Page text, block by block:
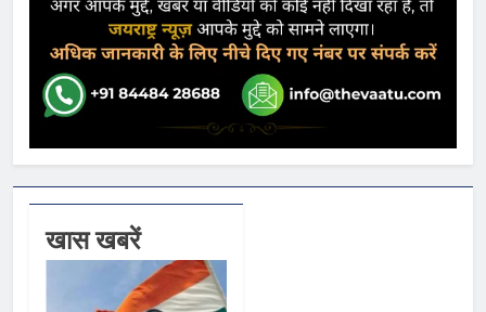
खास खबरें